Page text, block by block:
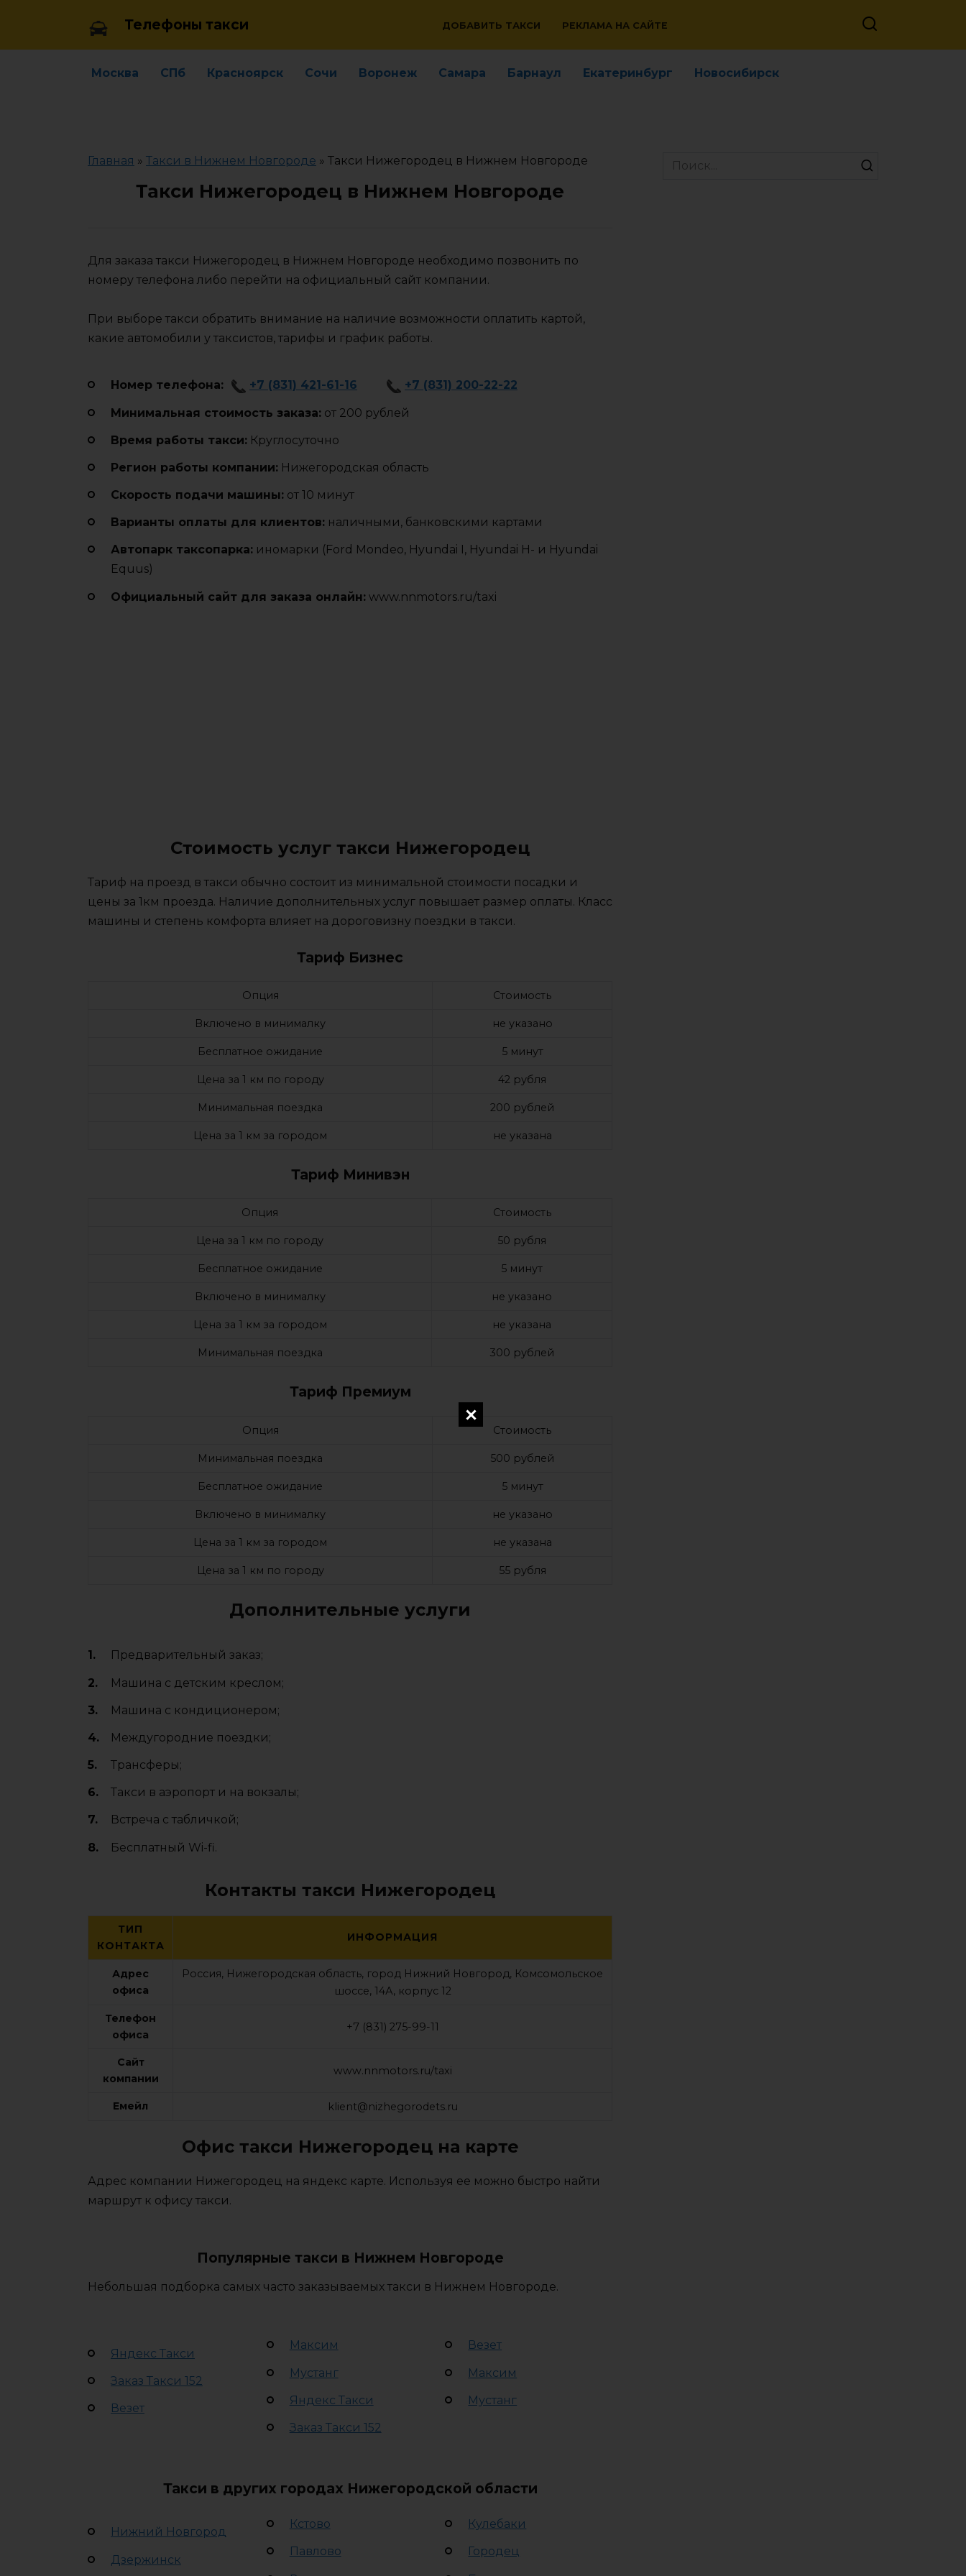
Телефоны такси ДОБАВИТЬ ТАКСИ РЕКЛАМА НА САЙТЕ
Москва СПб Красноярск Сочи Воронеж Самара Барнаул Екатеринбург Новосибирск
Главная » Такси в Нижнем Новгороде » Такси Нижегородец в Нижнем Новгороде
Такси Нижегородец в Нижнем Новгороде
Для заказа такси Нижегородец в Нижнем Новгороде необходимо позвонить по
номеру телефона либо перейти на официальный сайт компании.
При выборе такси обратить внимание на наличие возможности оплатить картой,
какие автомобили у таксистов, тарифы и график работы.
Номер телефона: +7 (831) 421-61-16 +7 (831) 200-22-22
Минимальная стоимость заказа: от 200 рублей
Время работы такси: Круглосуточно
Регион работы компании: Нижегородская область
Cкорость подачи машины: от 10 минут
Варианты оплаты для клиентов: наличными, банковскими картами
Автопарк таксопарка: иномарки (Ford Mondeo, Hyundai I, Hyundai H- и Hyundai
Equus)
Официальный сайт для заказа онлайн: www.nnmotors.ru/taxi
Стоимость услуг такси Нижегородец
Тариф на проезд в такси обычно состоит из минимальной стоимости посадки и
цены за 1км проезда. Наличие дополнительных услуг повышает размер оплаты. Класс
машины и степень комфорта влияет на дороговизну поездки в такси.
Тариф Бизнес
Опция Стоимость
Включено в минималку не указано
Бесплатное ожидание 5 минут
Цена за 1 км по городу 42 рубля
Минимальная поездка 200 рублей
Цена за 1 км за городом не указана
Тариф Минивэн
Опция Стоимость
Цена за 1 км по городу 50 рубля
Бесплатное ожидание 5 минут
Включено в минималку не указано
Цена за 1 км за городом не указана
Минимальная поездка 300 рублей
Тариф Премиум
Опция Стоимость
Минимальная поездка 500 рублей
Бесплатное ожидание 5 минут
Включено в минималку не указано
Цена за 1 км за городом не указана
Цена за 1 км по городу 55 рубля
Дополнительные услуги
Предварительный заказ;
Машина с детским креслом;
Машина с кондиционером;
Междугородние поездки;
Трансферы;
Такси в аэропорт и на вокзалы;
Встреча с табличкой;
Бесплатный Wi-fi.
Контакты такси Нижегородец
ТИП
КОНТАКТА
ИНФОРМАЦИЯ
Адрес
офиса
Россия, Нижегородская область, город Нижний Новгород, Комсомольское
шоссе, 14А, корпус 12
Телефон
офиса
+7 (831) 275-99-11
Сайт
компании
www.nnmotors.ru/taxi
Емейл klient@nizhegorodets.ru
Офис такси Нижегородец на карте
Адрес компании Нижегородец на яндекс карте. Используя ее можно быстро найти
маршрут к офису такси.
Популярные такси в Нижнем Новгороде
Небольшая подборка самых часто заказываемых такси в Нижнем Новгороде.
Яндекс Такси
Заказ Такси 152
Везет
Максим
Мустанг
Яндекс Такси
Заказ Такси 152
Везет
Максим
Мустанг
Такси в других городах Нижегородской области
Нижний Новгород
Дзержинск
Кстово
Павлово
Кулебаки
Городец
Search